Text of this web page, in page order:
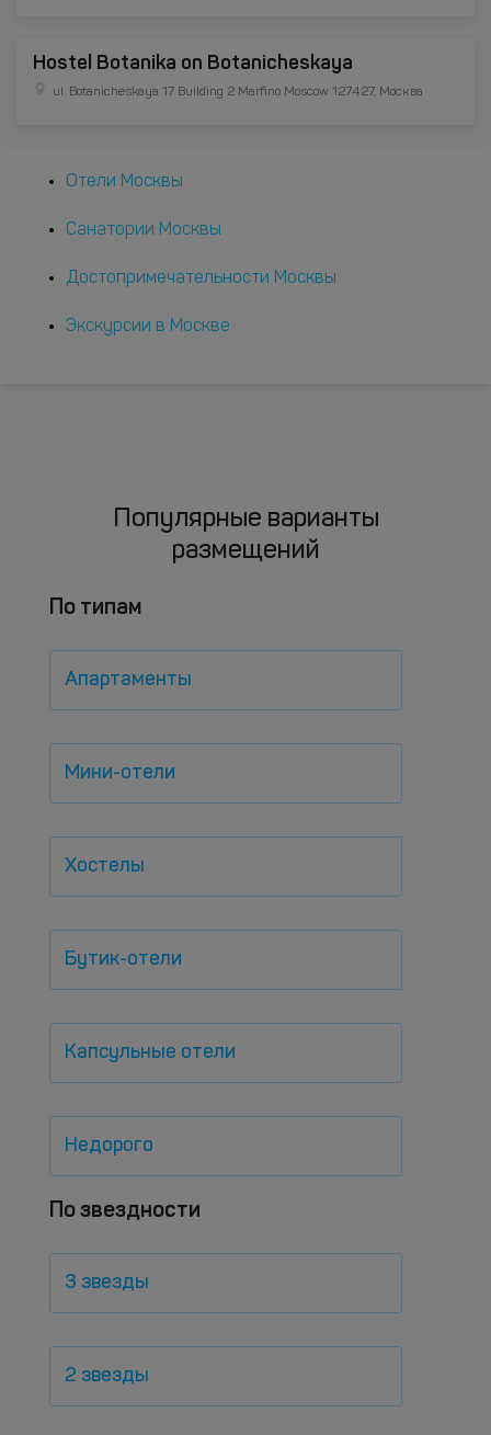
Hostel Botanika on Botanicheskaya
ul. Botanicheskaya 17 Building 2 Marfino Moscow 127427, Москва
Отели Москвы
Санатории Москвы
Достопримечательности Москвы
Экскурсии в Москве
Популярные варианты
размещений
По типам
Апартаменты
Мини-отели
Хостелы
Бутик-отели
Капсульные отели
Недорого
По звездности
3 звезды
2 звезды